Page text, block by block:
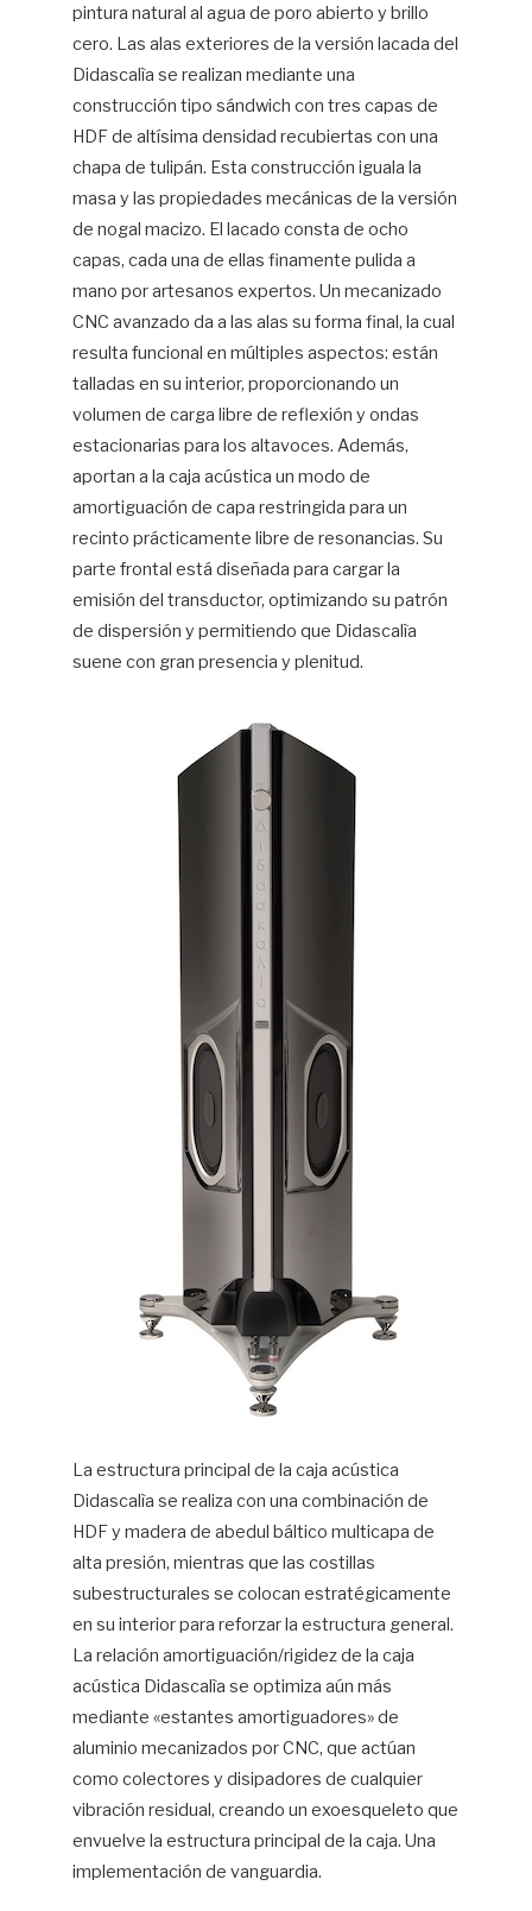
pintura natural al agua de poro abierto y brillo
cero. Las alas exteriores de la versión lacada del
Didascalìa se realizan mediante una
construcción tipo sándwich con tres capas de
HDF de altísima densidad recubiertas con una
chapa de tulipán. Esta construcción iguala la
masa y las propiedades mecánicas de la versión
de nogal macizo. El lacado consta de ocho
capas, cada una de ellas finamente pulida a
mano por artesanos expertos. Un mecanizado
CNC avanzado da a las alas su forma final, la cual
resulta funcional en múltiples aspectos: están
talladas en su interior, proporcionando un
volumen de carga libre de reflexión y ondas
estacionarias para los altavoces. Además,
aportan a la caja acústica un modo de
amortiguación de capa restringida para un
recinto prácticamente libre de resonancias. Su
parte frontal está diseñada para cargar la
emisión del transductor, optimizando su patrón
de dispersión y permitiendo que Didascalìa
suene con gran presencia y plenitud.
La estructura principal de la caja acústica
Didascalìa se realiza con una combinación de
HDF y madera de abedul báltico multicapa de
alta presión, mientras que las costillas
subestructurales se colocan estratégicamente
en su interior para reforzar la estructura general.
La relación amortiguación/rigidez de la caja
acústica Didascalìa se optimiza aún más
mediante «estantes amortiguadores» de
aluminio mecanizados por CNC, que actúan
como colectores y disipadores de cualquier
vibración residual, creando un exoesqueleto que
envuelve la estructura principal de la caja. Una
implementación de vanguardia.